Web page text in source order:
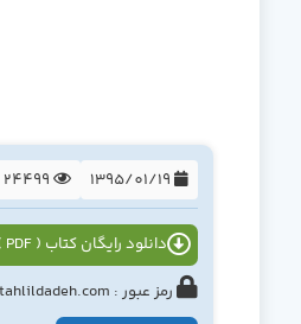
1395/01/19
24499
دانلود رایگان کتاب ( PDF )
رمز عبور : tahlildadeh.com یا www.tahlildadeh.com